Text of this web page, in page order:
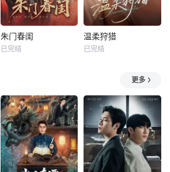
朱门春闺
已完结
温柔狩猎
已完结
更多